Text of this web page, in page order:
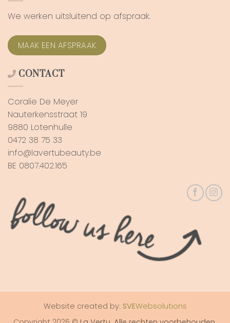
We werken uitsluitend op afspraak.
MAAK EEN AFSPRAAK
CONTACT
Coralie De Meyer
Nauterkensstraat 19
9880 Lotenhulle
0472 38 75 33
info@lavertubeauty.be
BE 0807.402.165
Website created by: SVEWebsolutions